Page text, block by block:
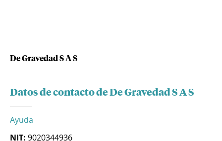
De Gravedad S A S
Datos de contacto de De Gravedad S A S
Ayuda
NIT: 9020344936